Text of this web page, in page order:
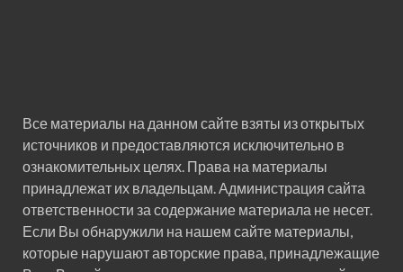
Все материалы на данном сайте взяты из открытых
источников и предоставляются исключительно в
ознакомительных целях. Права на материалы
принадлежат их владельцам. Администрация сайта
ответственности за содержание материала не несет.
Если Вы обнаружили на нашем сайте материалы,
которые нарушают авторские права, принадлежащие